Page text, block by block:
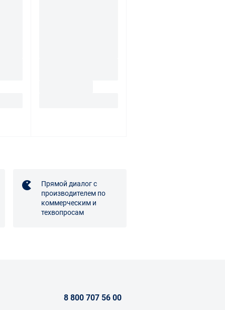
Прямой диалог с
производителем по
коммерческим и
техвопросам
8 800 707 56 00